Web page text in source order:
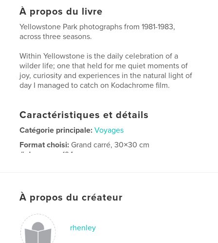
À propos du livre
Yellowstone Park photographs from 1981-1983,
across three seasons.
Within Yellowstone is the daily celebration of a
wilder life; one that held for me quiet moments of
joy, curiosity and experiences in the natural light of
day I managed to catch on Kodachrome film.
Caractéristiques et détails
Catégorie principale: Voyages
Format choisi: Grand carré, 30×30 cm
# de pages: 194
Mots-clés
Yellowstone
À propos du créateur
rhenley